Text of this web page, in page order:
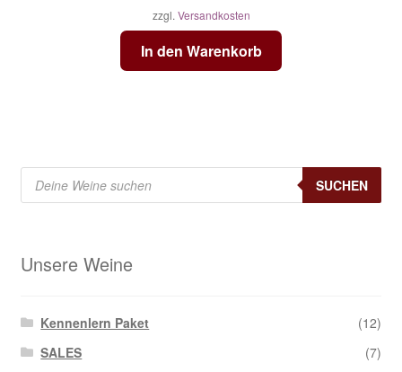
zzgl.Versandkosten
In den Warenkorb
Products
search SUCHEN
Unsere Weine
Kennenlern Paket
(12)
SALES
(7)